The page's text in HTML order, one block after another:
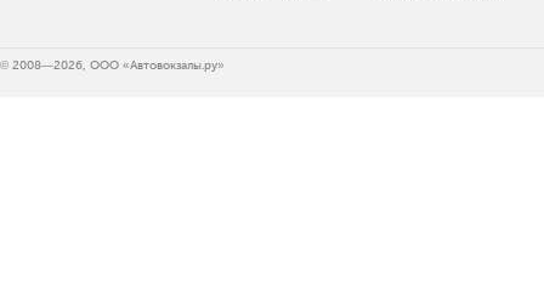
© 2008—2026, ООО «Автовокзалы.ру»